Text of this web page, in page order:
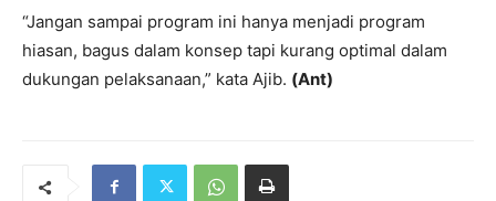
“Jangan sampai program ini hanya menjadi program
hiasan, bagus dalam konsep tapi kurang optimal dalam
dukungan pelaksanaan,” kata Ajib. (Ant)